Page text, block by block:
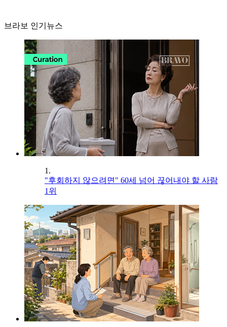
브라보 인기뉴스
1.
"후회하지 않으려면" 60세 넘어 끊어내야 할 사람
1위